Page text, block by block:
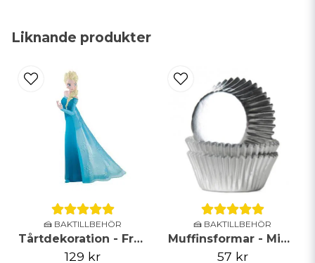
Liknande produkter
🍰 BAKTILLBEHÖR
Tårtdekoration - Frozen - Elsa
129 kr
🍰 BAKTILLBEHÖR
Muffinsformar - Mini - Metallic - Silver
57 kr
Ja, ni får publicera min fråga